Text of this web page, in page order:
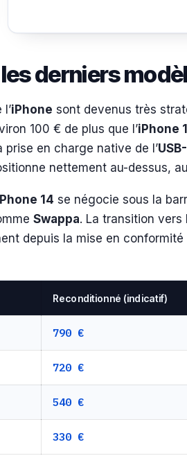
derniers
iPhone sont devenus très
100 € de plus que l’iPhone
prise en charge native de l’
nettement au-dessus,
14 se négocie sous la
Swappa. La transition vers
depuis la mise en
Reconditionné (indicatif)
790 €
720 €
540 €
330 €